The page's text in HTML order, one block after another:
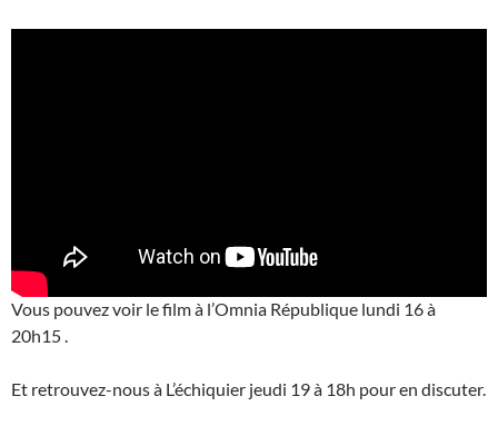
Vous pouvez voir le film à l’Omnia République lundi 16 à
20h15 .
Et retrouvez-nous à L’échiquier jeudi 19 à 18h pour en discuter.